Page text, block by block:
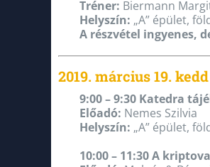
Tréner: Biermann
Helyszín: „A” épület,
A részvétel ingyenes,
2019. március 19. kedd
9:00 – 9:30 Katedra
Előadó: Nemes Szilvia
Helyszín: „A” épület,
10:00 – 11:30 A